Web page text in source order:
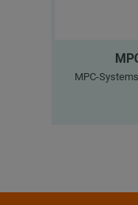
MPC-